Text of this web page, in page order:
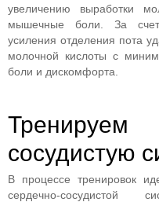
увеличению выработки
мышечные боли. За счет
усиления отделения пота
молочной кислоты с
боли и дискомфорта.
сосудистую
В процессе тренировок
сердечно-сосудистой